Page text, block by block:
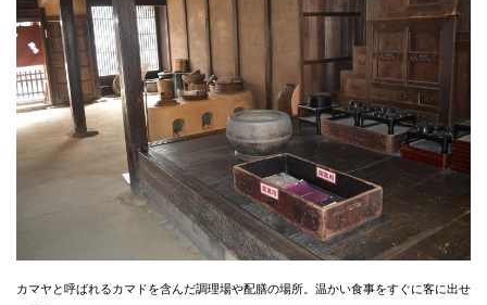
カマヤと呼ばれるカマドを含んだ調理場や配膳の場所。温かい食事をすぐに客に出せ